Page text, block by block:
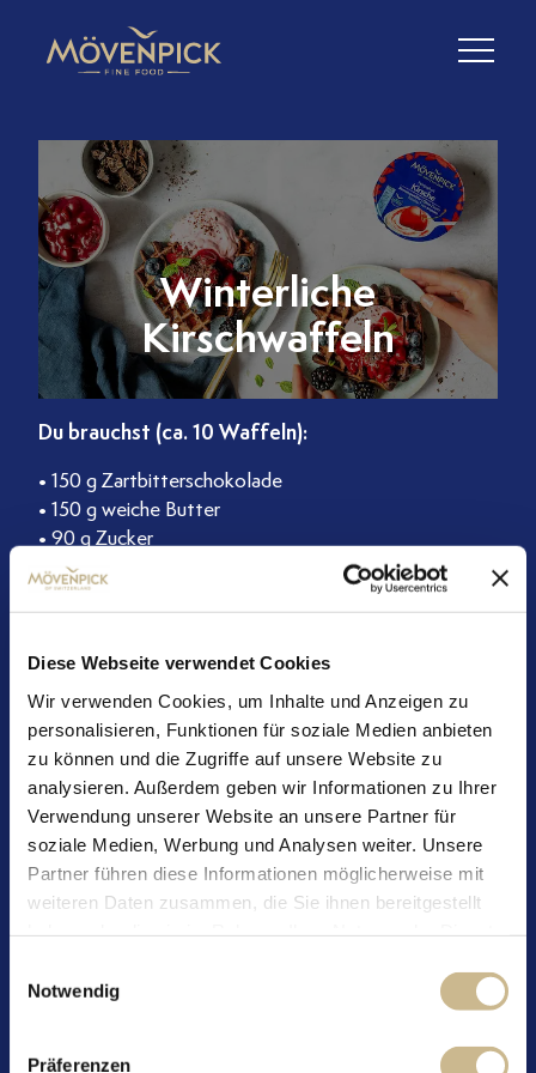
Diese Webseite verwendet Cookies
Wir verwenden Cookies, um Inhalte und Anzeigen zu
personalisieren, Funktionen für soziale Medien anbieten
zu können und die Zugriffe auf unsere Website zu
analysieren. Außerdem geben wir Informationen zu Ihrer
Verwendung unserer Website an unsere Partner für
soziale Medien, Werbung und Analysen weiter. Unsere
Partner führen diese Informationen möglicherweise mit
weiteren Daten zusammen, die Sie ihnen bereitgestellt
Notwendig
Präferenzen
Winterliche
Kirschwaffeln
Du brauchst (ca. 10 Waffeln):
• 150 g Zartbitterschokolade
• 150 g weiche Butter
• 90 g Zucker
• 4 Eier (Größe M)
• 375 g Weizenmehl (Type 405)
• 2 TL Backpulver
• 300 ml Buttermilch
• 150 g Mövenpick Feinjoghurt Kirsche
• 100 g Kirschen (aus dem Glas)
• 1 TL Speisestärke
• Etwas Butter zum Einfetten des Waffeleisens
So geht`s:
Zartbitterschokolade grob hacken und über einem
2.Die weiche Butter mit dem Zucker cremig schlagen,
entsteht.